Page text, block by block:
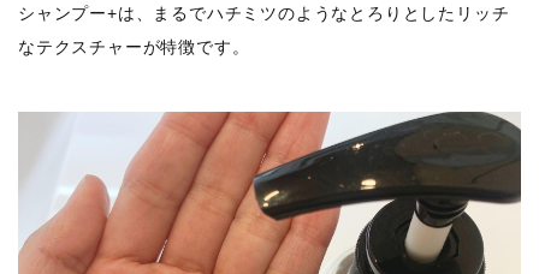
シャンプー+は、まるでハチミツのようなとろりとしたリッチ
なテクスチャーが特徴です。